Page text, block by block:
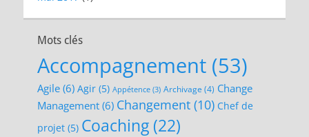
Mots clés
Accompagnement (53)
Agile (6) Agir (5) Appétence (3) Archivage (4) Change
Management (6) Changement (10) Chef de
projet (5) Coaching (22)